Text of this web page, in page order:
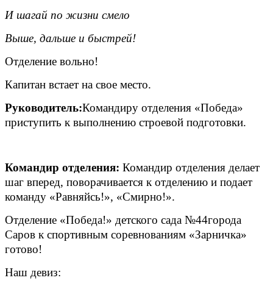
И шагай по жизни смело
Выше, дальше и быстрей!
Отделение вольно!
Капитан встает на свое место.
Руководитель:Командиру отделения «Победа»
приступить к выполнению строевой подготовки.
Командир отделения: Командир отделения делает
шаг вперед, поворачивается к отделению и подает
команду «Равняйсь!», «Смирно!».
Отделение «Победа!» детского сада №44города
Саров к спортивным соревнованиям «Зарничка»
готово!
Наш девиз: